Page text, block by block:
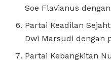
Soe Flavianus
Partai Keadilan
Dwi Marsudi dengan
Partai Kebangkitan